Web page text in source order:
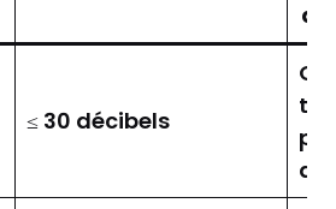
≤ 30 décibels